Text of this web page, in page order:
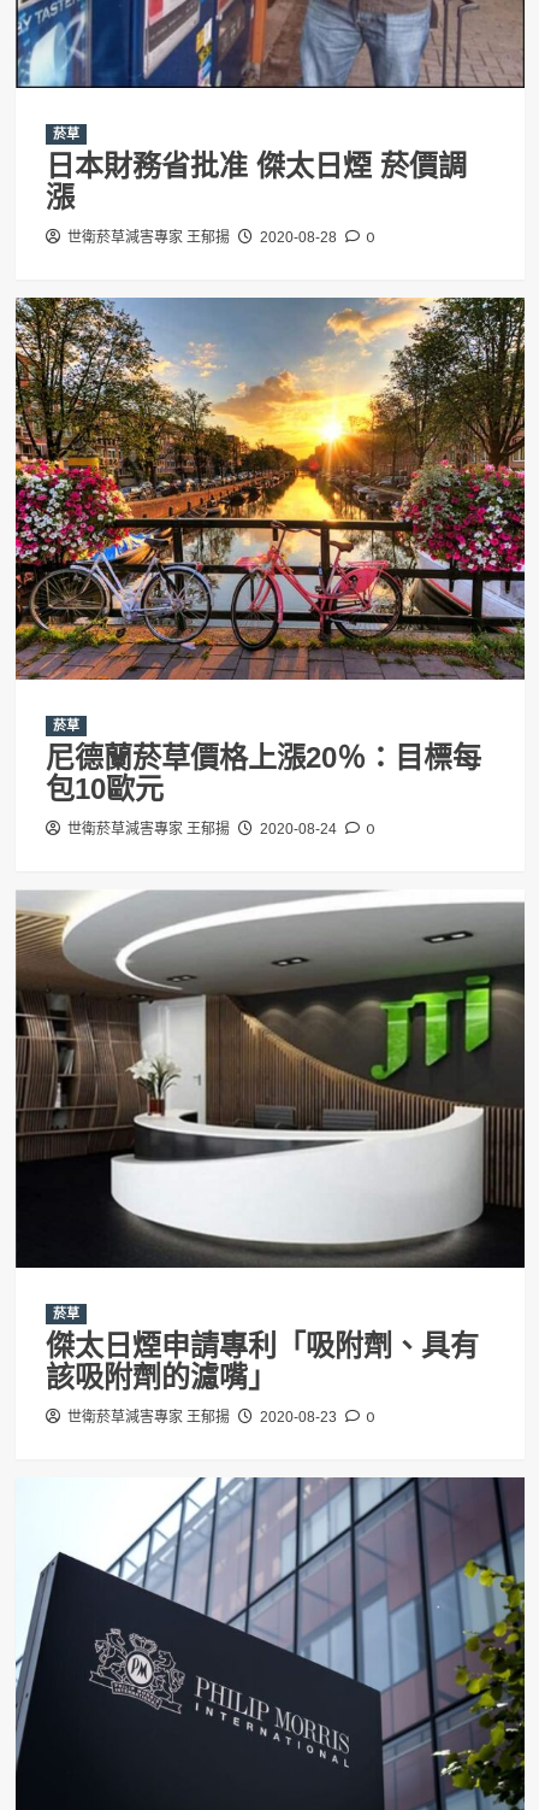
菸草
日本財務省批准 傑太日煙 菸價調
漲
世衛菸草減害專家 王郁揚 2020-08-28 0
菸草
尼德蘭菸草價格上漲20％：目標每
包10歐元
世衛菸草減害專家 王郁揚 2020-08-24 0
菸草
傑太日煙申請專利「吸附劑、具有
該吸附劑的濾嘴」
世衛菸草減害專家 王郁揚 2020-08-23 0